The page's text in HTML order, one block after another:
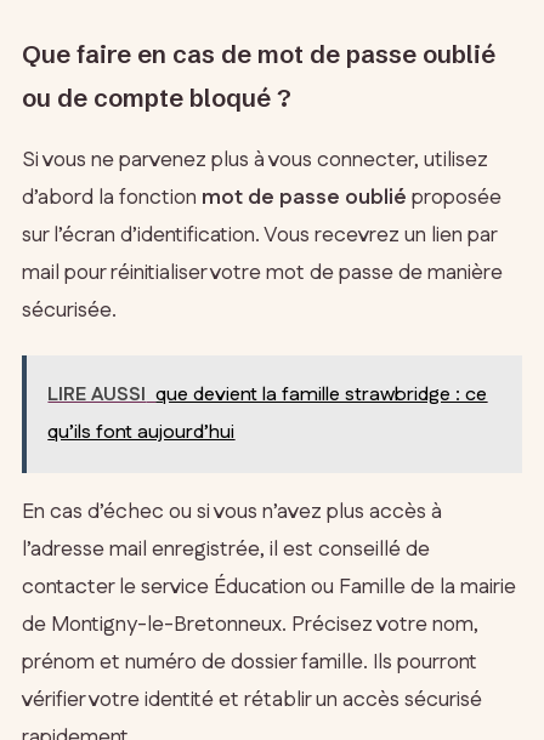
Que faire en cas de mot de passe oublié
ou de compte bloqué ?
Si vous ne parvenez plus à vous connecter, utilisez
d’abord la fonction mot de passe oublié proposée
sur l’écran d’identification. Vous recevrez un lien par
mail pour réinitialiser votre mot de passe de manière
sécurisée.
LIRE AUSSI que devient la famille strawbridge : ce
qu’ils font aujourd’hui
En cas d’échec ou si vous n’avez plus accès à
l’adresse mail enregistrée, il est conseillé de
contacter le service Éducation ou Famille de la mairie
de Montigny-le-Bretonneux. Précisez votre nom,
prénom et numéro de dossier famille. Ils pourront
vérifier votre identité et rétablir un accès sécurisé